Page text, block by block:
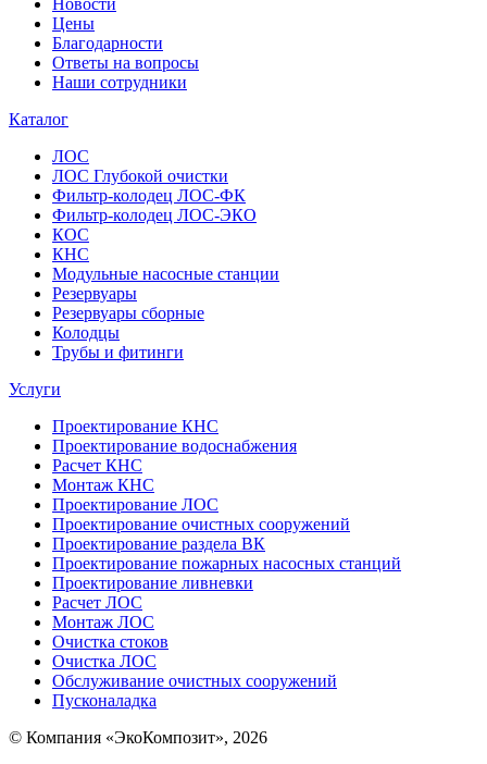
Новости
Цены
Благодарности
Ответы на вопросы
Наши сотрудники
Каталог
ЛОС
ЛОС Глубокой очистки
Фильтр-колодец ЛОС-ФК
Фильтр-колодец ЛОС-ЭКО
КОС
КНС
Модульные насосные станции
Резервуары
Резервуары сборные
Колодцы
Трубы и фитинги
Услуги
Проектирование КНС
Проектирование водоснабжения
Расчет КНС
Монтаж КНС
Проектирование ЛОС
Проектирование очистных сооружений
Проектирование раздела ВК
Проектирование пожарных насосных станций
Проектирование ливневки
Расчет ЛОС
Монтаж ЛОС
Очистка стоков
Очистка ЛОС
Обслуживание очистных сооружений
Пусконаладка
© Компания «ЭкоКомпозит», 2026